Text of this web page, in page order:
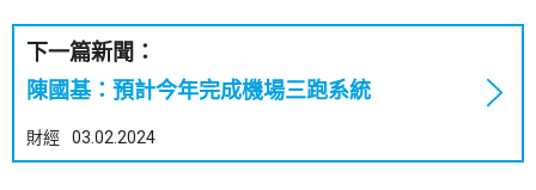
下一篇新聞：
陳國基：預計今年完成機場三跑系統
財經 03.02.2024